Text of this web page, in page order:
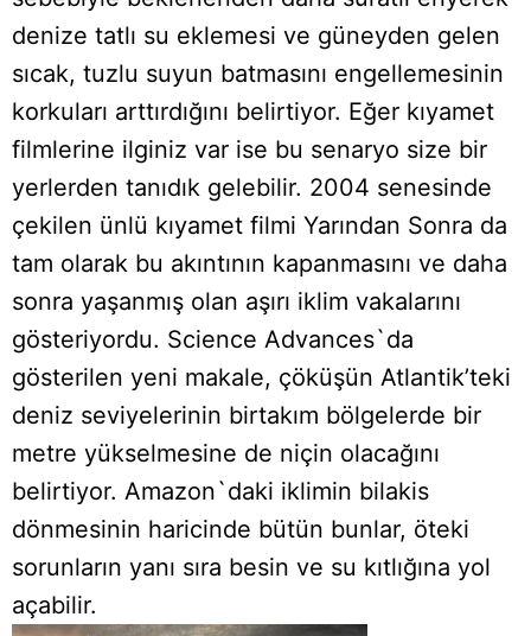
denize tatlı su eklemesi ve güneyden gelen
sıcak, tuzlu suyun batmasını engellemesinin
korkuları arttırdığını belirtiyor. Eğer kıyamet
filmlerine ilginiz var ise bu senaryo size bir
yerlerden tanıdık gelebilir. 2004 senesinde
çekilen ünlü kıyamet filmi Yarından Sonra da
tam olarak bu akıntının kapanmasını ve daha
sonra yaşanmış olan aşırı iklim vakalarını
gösteriyordu. Science Advances`da
gösterilen yeni makale, çöküşün Atlantik’teki
deniz seviyelerinin birtakım bölgelerde bir
metre yükselmesine de niçin olacağını
belirtiyor. Amazon`daki iklimin bilakis
dönmesinin haricinde bütün bunlar, öteki
sorunların yanı sıra besin ve su kıtlığına yol
açabilir.